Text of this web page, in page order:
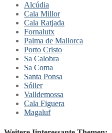
Alcúdia
Cala Millor
Cala Ratjada
Fornalutx
Palma de Mallorca
Porto Cristo
Sa Calobra
Sa Coma
Santa Ponsa
Sóller
Valldemossa
Cala Figuera
Magaluf